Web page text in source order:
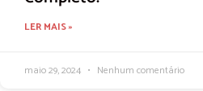
LER MAIS »
maio 29, 2024 Nenhum comentário